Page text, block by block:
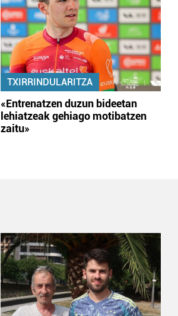
TXIRRINDULARITZA
«Entrenatzen duzun bideetan
lehiatzeak gehiago motibatzen
zaitu»